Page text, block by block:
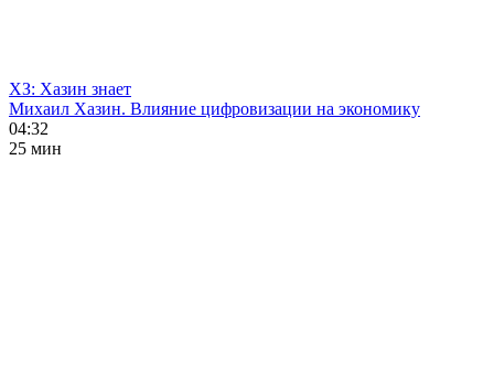
ХЗ: Хазин знает
Михаил Хазин. Влияние цифровизации на экономику
04:32
25 мин